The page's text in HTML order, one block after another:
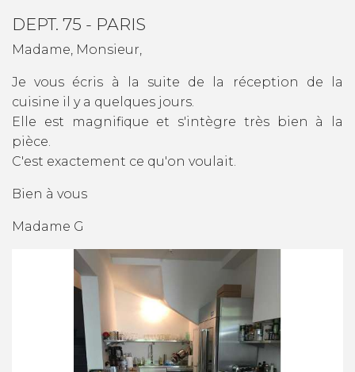
DEPT. 75 - PARIS
Madame, Monsieur,
Je vous écris à la suite de la réception de la
cuisine il y a quelques jours.
Elle est magnifique et s'intègre très bien à la
pièce.
C'est exactement ce qu'on voulait.
Bien à vous
Madame G